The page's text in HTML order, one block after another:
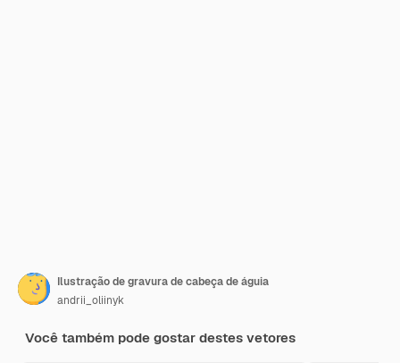
Ilustração de gravura de cabeça de águia
andrii_oliinyk
Você também pode gostar destes vetores